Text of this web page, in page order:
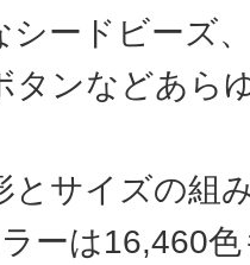
シードビーズ
タンなどあら
とサイズの組
ーは16,460